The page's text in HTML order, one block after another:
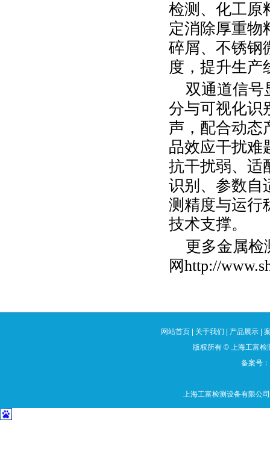
检测、化工原
定消除厚重物
碎屑、不锈钢
度，提升生产
双通道信号
分与可视化识
声，配合动态
品效应干扰难
抗干扰弱、适
识别、参数自
测精度与运行
技术支撑。
更多金属检
网http://
网站首页| 关于我们 产品展示|
版权所有 ©上海工富检
备案号
上海工富检测设备有限公